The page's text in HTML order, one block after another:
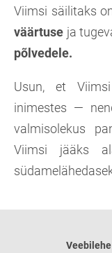
Viimsi säilitaks
väärtuse ja
põlvedele.
Usun, et
inimestes —
valmisolekus
Viimsi jääks